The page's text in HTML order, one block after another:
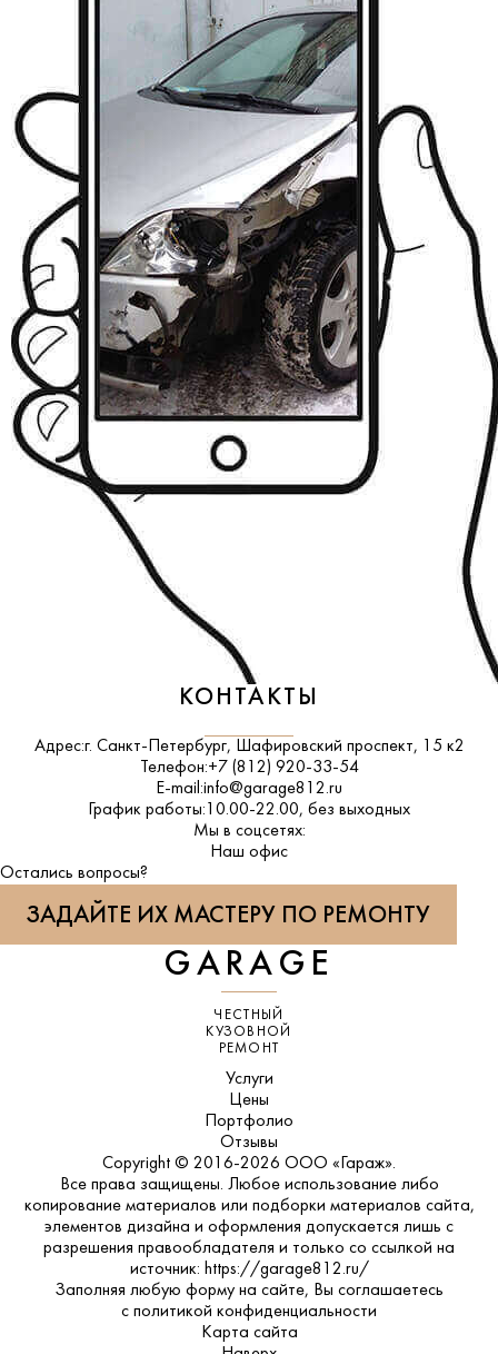
КОНТАКТЫ
Адрес:г. Санкт-Петербург, Шафировский проспект, 15 к2
Телефон:+7 (812) 920-33-54
E-mail:info@garage812.ru
График работы: 10.00-22.00, без выходных
Мы в соцсетях:
ВКонтакте
Наш офис
Остались вопросы?
ЗАДАЙТЕ ИХ МАСТЕРУ ПО РЕМОНТУ
GARAGE
ЧЕСТНЫЙ
КУЗОВНОЙ
РЕМОНТ
Услуги
Цены
Портфолио
Отзывы
Copyright © 2016-2026 ООО «Гараж».
Все права защищены. Любое использование либо
копирование материалов или подборки материалов сайта,
элементов дизайна и оформления допускается лишь с
разрешения правообладателя и только со ссылкой на
источник: https://garage812.ru/
Заполняя любую форму на сайте, Вы соглашаетесь
с политикой конфиденциальности
Карта сайта